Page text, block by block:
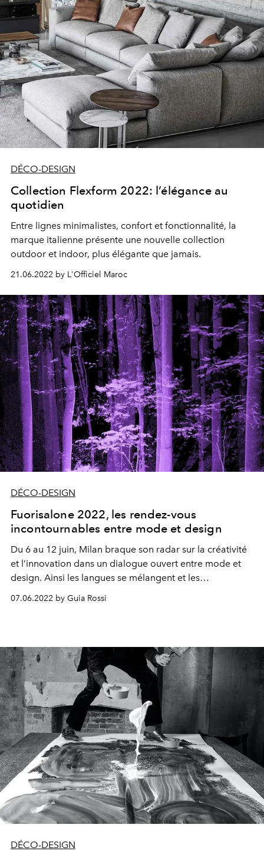
DÉCO-DESIGN
Collection Flexform 2022: l’élégance au
quotidien
Entre lignes minimalistes, confort et fonctionnalité, la
marque italienne présente une nouvelle collection
outdoor et indoor, plus élégante que jamais.
21.06.2022 by L'Officiel Maroc
DÉCO-DESIGN
Fuorisalone 2022, les rendez-vous
incontournables entre mode et design
Du 6 au 12 juin, Milan braque son radar sur la créativité
et l’innovation dans un dialogue ouvert entre mode et
design. Ainsi les langues se mélangent et les
circulent.
07.06.2022 by Guia Rossi
DÉCO-DESIGN